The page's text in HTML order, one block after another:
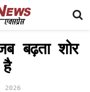
बढ़ता शोर
2026